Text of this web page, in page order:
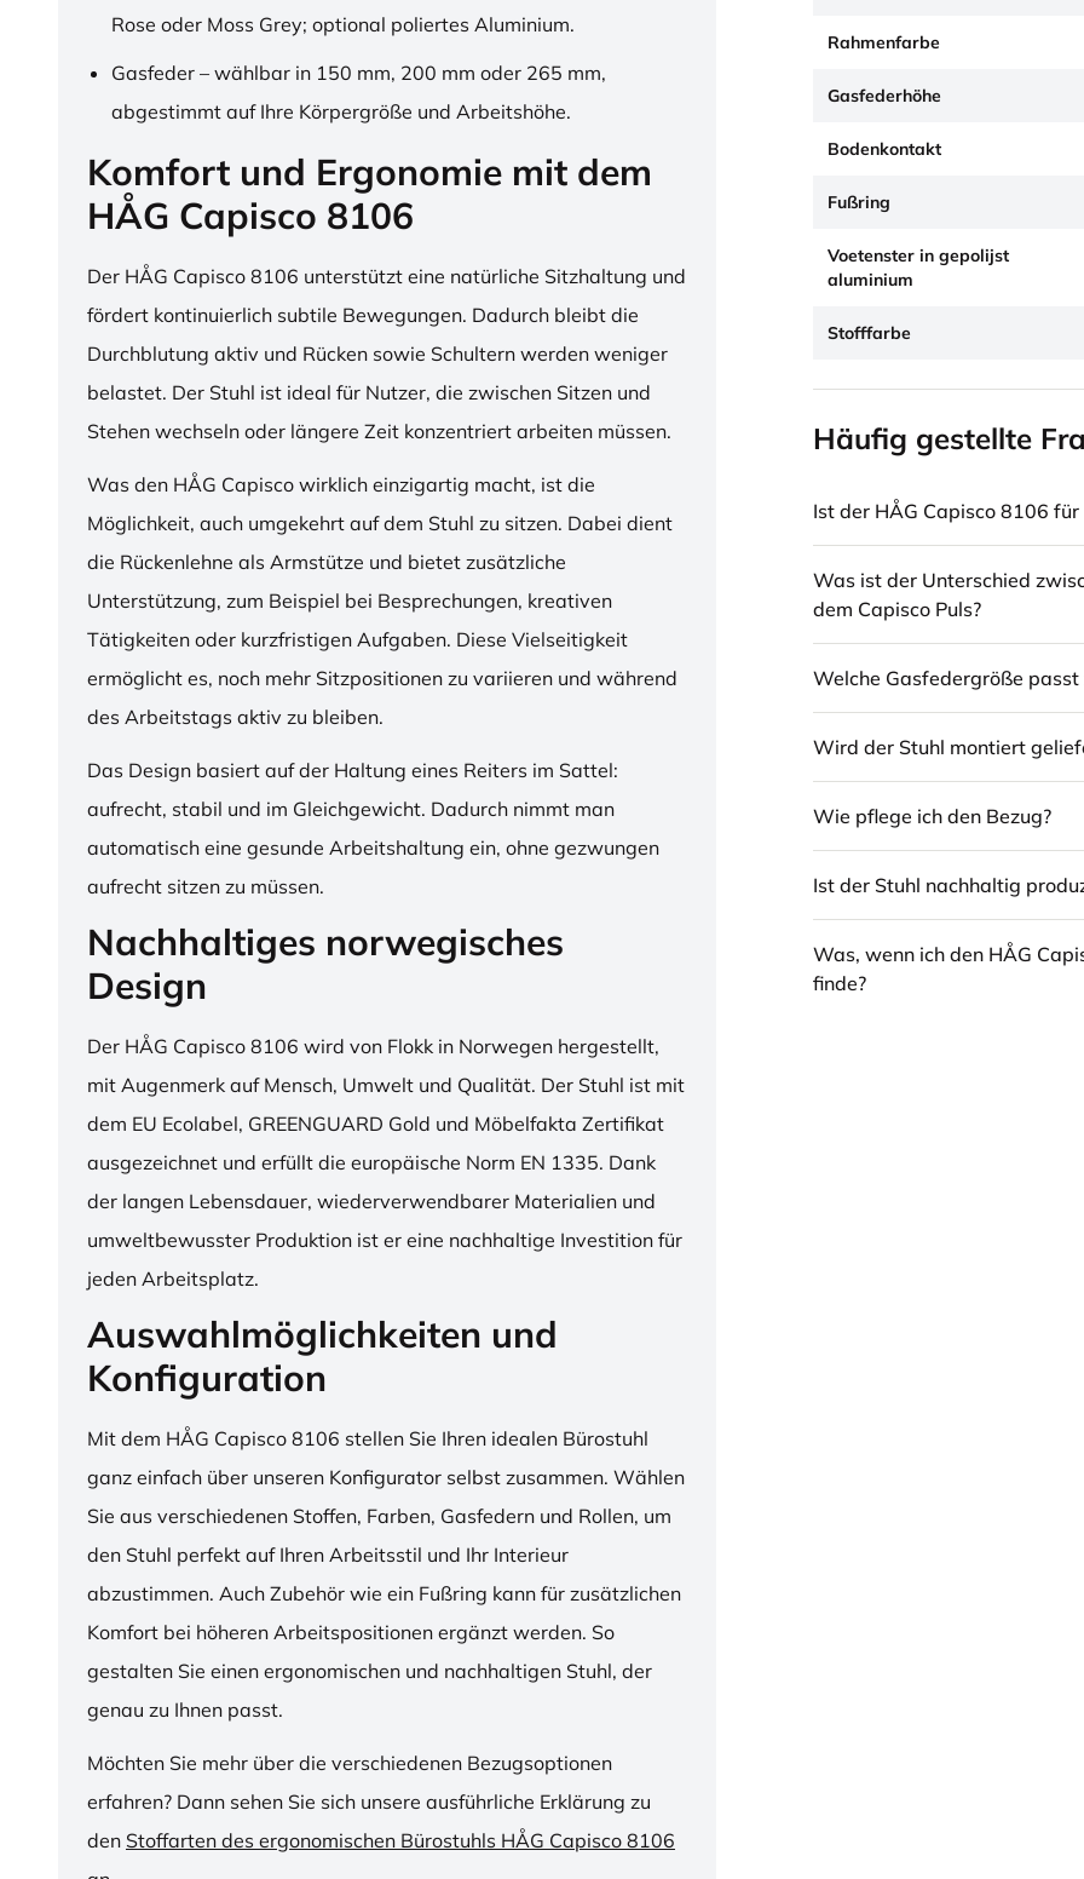
Rose oder Moss Grey; optional poliertes Aluminium.
Gasfeder – wählbar in 150 mm, 200 mm oder 265 mm,
abgestimmt auf Ihre Körpergröße und Arbeitshöhe.
Komfort und Ergonomie mit dem
HÅG Capisco 8106
Der HÅG Capisco 8106 unterstützt eine natürliche Sitzhaltung und
fördert kontinuierlich subtile Bewegungen. Dadurch bleibt die
Durchblutung aktiv und Rücken sowie Schultern werden weniger
belastet. Der Stuhl ist ideal für Nutzer, die zwischen Sitzen und
Stehen wechseln oder längere Zeit konzentriert arbeiten müssen.
Was den HÅG Capisco wirklich einzigartig macht, ist die
Möglichkeit, auch umgekehrt auf dem Stuhl zu sitzen. Dabei dient
die Rückenlehne als Armstütze und bietet zusätzliche
Unterstützung, zum Beispiel bei Besprechungen, kreativen
Tätigkeiten oder kurzfristigen Aufgaben. Diese Vielseitigkeit
ermöglicht es, noch mehr Sitzpositionen zu variieren und während
des Arbeitstags aktiv zu bleiben.
Das Design basiert auf der Haltung eines Reiters im Sattel:
aufrecht, stabil und im Gleichgewicht. Dadurch nimmt man
automatisch eine gesunde Arbeitshaltung ein, ohne gezwungen
aufrecht sitzen zu müssen.
Nachhaltiges norwegisches
Design
Der HÅG Capisco 8106 wird von Flokk in Norwegen hergestellt,
mit Augenmerk auf Mensch, Umwelt und Qualität. Der Stuhl ist mit
dem EU Ecolabel, GREENGUARD Gold und Möbelfakta Zertifikat
ausgezeichnet und erfüllt die europäische Norm EN 1335. Dank
der langen Lebensdauer, wiederverwendbarer Materialien und
umweltbewusster Produktion ist er eine nachhaltige Investition für
jeden Arbeitsplatz.
Auswahlmöglichkeiten und
Konfiguration
Mit dem HÅG Capisco 8106 stellen Sie Ihren idealen Bürostuhl
ganz einfach über unseren Konfigurator selbst zusammen. Wählen
Sie aus verschiedenen Stoffen, Farben, Gasfedern und Rollen, um
den Stuhl perfekt auf Ihren Arbeitsstil und Ihr Interieur
abzustimmen. Auch Zubehör wie ein Fußring kann für zusätzlichen
Komfort bei höheren Arbeitspositionen ergänzt werden. So
gestalten Sie einen ergonomischen und nachhaltigen Stuhl, der
genau zu Ihnen passt.
Möchten Sie mehr über die verschiedenen Bezugsoptionen
erfahren? Dann sehen Sie sich unsere ausführliche Erklärung zu
den Stoffarten des ergonomischen Bürostuhls HÅG Capisco 8106
Rahmenfarbe
Gasfederhöhe
Bodenkontakt
Fußring
Voetenster in gepolijst
aluminium
Stofffarbe
Häufig gestellte
Ist der HÅG Capisco 8106
Was ist der Unterschied
dem Capisco Puls?
Welche Gasfedergröße passt
Wird der Stuhl montiert
Wie pflege ich den Bezug?
Ist der Stuhl nachhaltig
Was, wenn ich den HÅG
finde?